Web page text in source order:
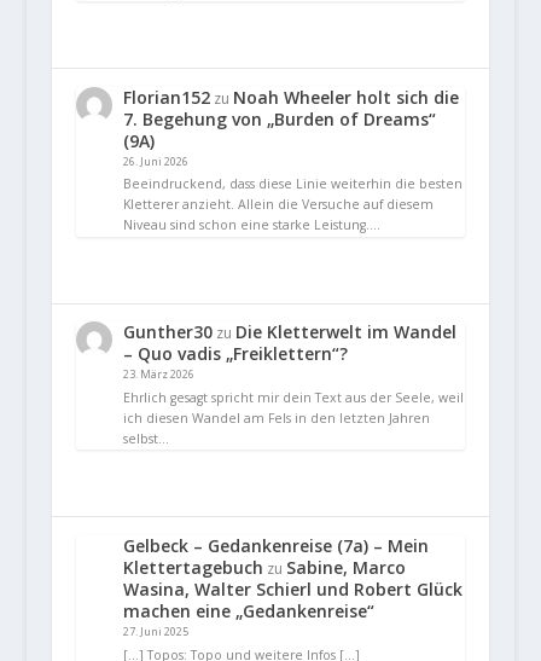
Florian152zu Noah Wheeler holt sich die
7. Begehung von „Burden of Dreams“
(9A)
26. Juni 2026
Beeindruckend, dass diese Linie weiterhin die besten
Kletterer anzieht. Allein die Versuche auf diesem
Niveau sind schon eine starke Leistung.…
Gunther30zu Die Kletterwelt im Wandel
– Quo vadis „Freiklettern“?
23. März 2026
Ehrlich gesagt spricht mir dein Text aus der Seele, weil
ich diesen Wandel am Fels in den letzten Jahren
selbst…
Gelbeck – Gedankenreise (7a) – Mein
Klettertagebuch zu Sabine, Marco
Wasina, Walter Schierl und Robert Glück
machen eine „Gedankenreise“
27. Juni 2025
[…] Topos: Topo und weitere Infos […]